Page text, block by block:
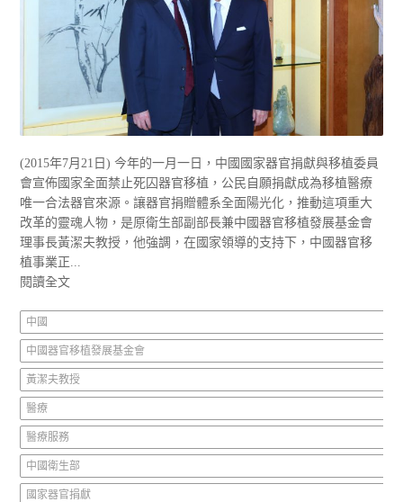
(2015年7月21日) 今年的一月一日，中國國家器官捐獻與移植委員
會宣佈國家全面禁止死囚器官移植，公民自願捐獻成為移植醫療
唯一合法器官來源。讓器官捐贈體系全面陽光化，推動這項重大
改革的靈魂人物，是原衛生部副部長兼中國器官移植發展基金會
理事長黃潔夫教授，他強調，在國家領導的支持下，中國器官移
植事業正...
閱讀全文
中國
中國器官移植發展基金會
黃潔夫教授
醫療
醫療服務
中國衛生部
國家器官捐獻